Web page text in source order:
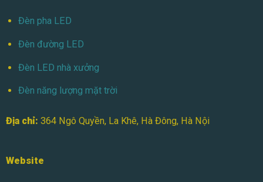
Đèn pha LED
Đèn đường LED
Đèn LED nhà xưởng
Đèn năng lượng mặt trời
Địa chỉ: 364 Ngô Quyền, La Khê, Hà Đông, Hà Nội
Website